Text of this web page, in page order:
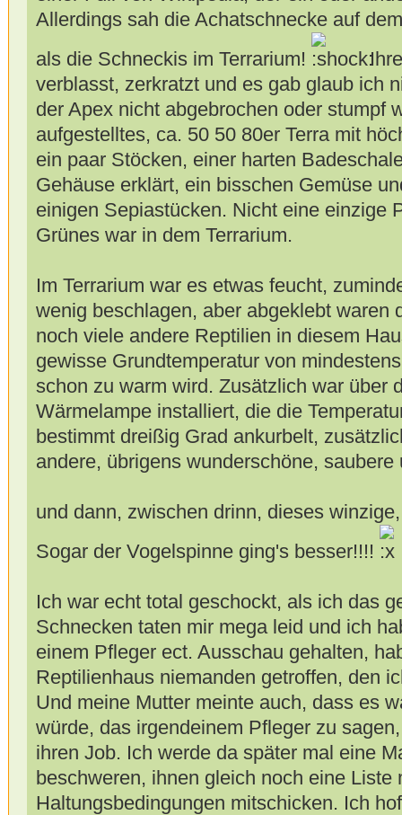
Allerdings sah die Achatschnecke auf
als die Schneckis im Terrarium!
verblasst, zerkratzt und es gab glaub ich
der Apex nicht abgebrochen oder stumpf
aufgestelltes, ca. 50 50 80er Terra mit
ein paar Stöcken, einer harten
Gehäuse erklärt, ein bisschen Gemüse
einigen Sepiastücken. Nicht eine einzige
Grünes war in dem Terrarium.
Im Terrarium war es etwas feucht,
wenig beschlagen, aber abgeklebt waren
noch viele andere Reptilien in diesem
gewisse Grundtemperatur von
schon zu warm wird. Zusätzlich war über
Wärmelampe installiert, die die
bestimmt dreißig Grad ankurbelt,
andere, übrigens wunderschöne,
und dann, zwischen drinn, dieses
Sogar der Vogelspinne ging's besser!!!!
Ich war echt total geschockt, als ich das
Schnecken taten mir mega leid und ich
einem Pfleger ect. Ausschau gehalten,
Reptilienhaus niemanden getroffen, den
Und meine Mutter meinte auch, dass es
würde, das irgendeinem Pfleger zu
ihren Job. Ich werde da später mal eine
beschweren, ihnen gleich noch eine Liste
Haltungsbedingungen mitschicken. Ich